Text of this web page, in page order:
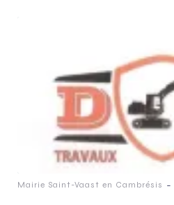
Mairie Saint-Vaast en Cambrésis -